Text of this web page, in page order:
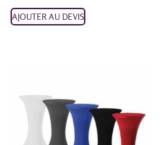
AJOUTER AU DEVIS